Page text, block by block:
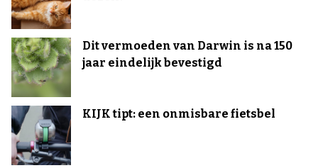
Dit vermoeden van Darwin is na 150
jaar eindelijk bevestigd
KIJK tipt: een onmisbare fietsbel